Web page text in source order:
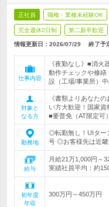
正社員 職種・業種未経験OK
完全週休2日制 第二新卒歓迎
情報更新日：2026/07/29 終了予
仕事内容
《夜勤なし》■消火
動作チェックや修
設（工場/事業所）
対象と
なる方
《書類よりあなた
い方大歓迎！国家
■要普免（AT限定可）
勤務地
◎転勤無し！UIター
号 ◎お客様先は近畿
給与
月給21万1,000円～
実績社員平均：約
初年度
年収
300万円～450万円